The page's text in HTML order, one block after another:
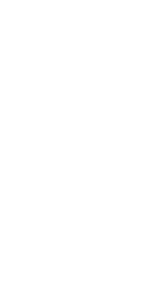
令和3
児島大学
会委員